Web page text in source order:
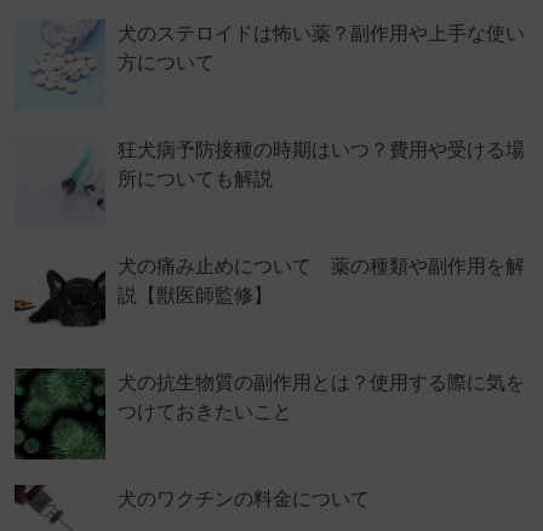
犬のステロイドは怖い薬？副作用や上手な使い
方について
狂犬病予防接種の時期はいつ？費用や受ける場
所についても解説
犬の痛み止めについて 薬の種類や副作用を解
説【獣医師監修】
犬の抗生物質の副作用とは？使用する際に気を
つけておきたいこと
犬のワクチンの料金について